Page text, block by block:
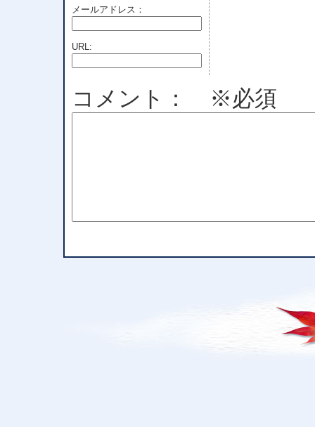
メールアドレス：
URL:
コメント： ※必須